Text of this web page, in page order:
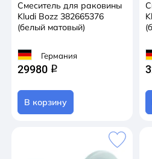
Смеситель для раковины
Kludi Bozz 382665376
(белый матовый)
Германия
29980 q
В корзину